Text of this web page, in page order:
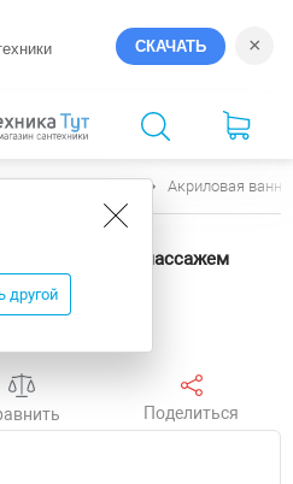
СКАЧАТЬ ×
другой
Акриловая
170x75
Белый с гидромассажем
Поделиться